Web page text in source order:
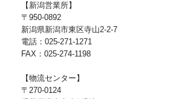
【新潟営業所】
〒950-0892
新潟県新潟市東区寺山2-2-7
電話：025-271-1271
FAX：025-274-1198
【物流センター】
〒270-0124